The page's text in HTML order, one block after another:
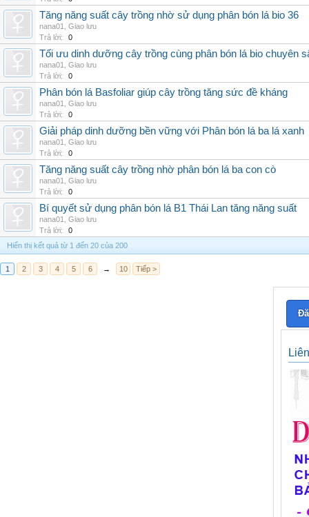
Tăng năng suất cây trồng nhờ sử dụng phân bón lá bio 36
nana01
Giao lưu
Trả lời:
0
Tối ưu dinh dưỡng cây trồng cùng phân bón lá bio chuyên
nana01
Giao lưu
Trả lời:
0
Phân bón lá Basfoliar giúp cây trồng tăng sức đề kháng
nana01
Giao lưu
Trả lời:
0
Giải pháp dinh dưỡng bền vững với Phân bón lá ba lá xanh
nana01
Giao lưu
Trả lời:
0
Tăng năng suất cây trồng nhờ phân bón lá ba con cò
nana01
Giao lưu
Trả lời:
0
Bí quyết sử dụng phân bón lá B1 Thái Lan tăng năng suất
nana01
Giao lưu
Trả lời:
0
Hiển thị kết quả từ 1 đến 20 của 200
1 2 3 4 5 6 → 10 Tiếp >